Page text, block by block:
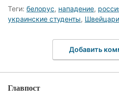
Теги: белорус, нападение,
украинские студенты,
Добавить
Главпост